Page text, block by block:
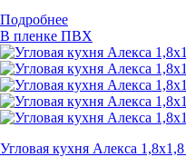
Подробнее
В пленке ПВХ
Угловая кухня Алекса